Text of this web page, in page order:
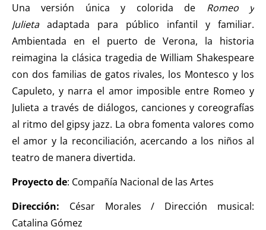
Una versión única y colorida de Romeo y
Julieta adaptada para público infantil y familiar.
Ambientada en el puerto de Verona, la historia
reimagina la clásica tragedia de William Shakespeare
con dos familias de gatos rivales, los Montesco y los
Capuleto, y narra el amor imposible entre Romeo y
Julieta a través de diálogos, canciones y coreografías
al ritmo del gipsy jazz. La obra fomenta valores como
el amor y la reconciliación, acercando a los niños al
teatro de manera divertida.
Proyecto de: Compañía Nacional de las Artes
Dirección: César Morales / Dirección musical:
Catalina Gómez